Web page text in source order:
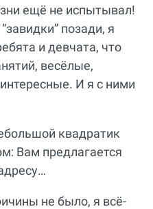
ещё не испытывал!
позади, я
и девчата, что
весёлые,
И я с ними
квадратик
Вам предлагается
не было, я всё-